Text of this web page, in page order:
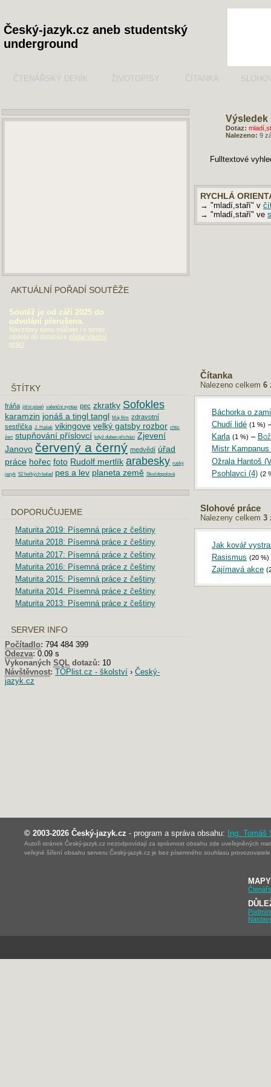
Český-jazyk.cz aneb studentský
underground
ČTENÁŘSKÝ DENÍK ŽIVOTOPISY ČÍTANKA
Výsledek
Dotaz:
Nalezeno: 9
Fulltextové
RYCHLÁ
→ "mladí,staří" v
→ "mladí,staří" ve
Čítanka
Nalezeno celkem 6
Báchorka o
Chudí lidé (1 %)
Karla (1 %) –
Mistr Kampanus
Ožrala Hantoš
Psohlavci (4) (2
Slohové práce
Nalezeny celkem 3
Jak kovář
Rasismus (20 %)
Zajímavá akce
AKTUÁLNÍ POŘADÍ SOUTĚŽE
Soutěž je od září 2025 do
odvolání přerušena.
Navzdory tomu můžete i v tomto
období do databáze přidat vlastní
práci
ŠTÍTKY
fráňa jitřní píseň valenční syntax pec zkratky Sofokles
karamzin jonáš a tingl tangl Máj film zdravotní
sestřička J. Hašek vikingove velký gatsby rozbor chtíc
žert stupňování příslovcí když duben přichází Zjevení
Janovo červený a černý medvědí úřad
práce hořec foto Rudolf mertlík arabesky ruský
jazyk 52 hořkých balad pes a lev planeta země Skočdopolová
DOPORUČUJEME
Maturita 2019: Písemná práce z češtiny
Maturita 2018: Písemná práce z češtiny
Maturita 2017: Písemná práce z češtiny
Maturita 2016: Písemná práce z češtiny
Maturita 2015: Písemná práce z češtiny
Maturita 2014: Písemná práce z češtiny
Maturita 2013: Písemná práce z češtiny
SERVER INFO
Počítadlo: 794 484 399
Odezva: 0.09 s
Vykonaných SQL dotazů: 10
Návštěvnost: TOPlist.cz - školství › Český-
jazyk.cz
© 2003-2026 Český-jazyk.cz - program a správa obsahu: Ing. Tomáš
Autoři stránek Český-jazyk.cz nezodpovídají za správnost obsahu zde uveřejněných
veřejné šíření obsahu serveru Český-jazyk.cz je bez písemného souhlasu